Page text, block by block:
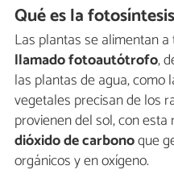
Qué es la
Las plantas se alimentan
llamado fotoautótrofo,
las plantas de agua, como
vegetales precisan de los
provienen del sol, con esta
dióxido de carbonoque
orgánicos y en oxígeno.